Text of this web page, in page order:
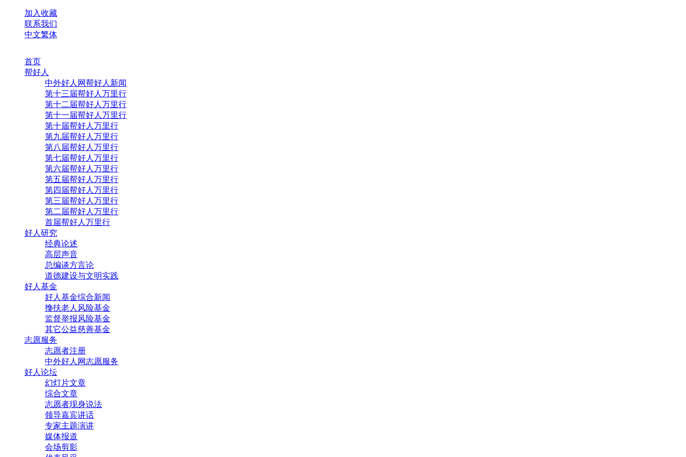
加入收藏
联系我们
中文繁体
首页
帮好人
中外好人网帮好人新闻
第十三届帮好人万里行
第十二届帮好人万里行
第十一届帮好人万里行
第十届帮好人万里行
第九届帮好人万里行
第八届帮好人万里行
第七届帮好人万里行
第六届帮好人万里行
第五届帮好人万里行
第四届帮好人万里行
第三届帮好人万里行
第二届帮好人万里行
首届帮好人万里行
好人研究
经典论述
高层声音
总编谈方言论
道德建设与文明实践
好人基金
好人基金综合新闻
搀扶老人风险基金
监督举报风险基金
其它公益慈善基金
志愿服务
志愿者注册
中外好人网志愿服务
好人论坛
幻灯片文章
综合文章
志愿者现身说法
领导嘉宾讲话
专家主题演讲
媒体报道
会场剪影